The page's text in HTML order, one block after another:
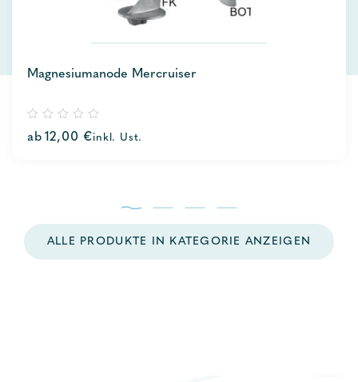
Magnesiumanode Mercruiser
out
ab 12,00€inkl. Ust.
ALLE PRODUKTE IN KATEGORIE ANZEIGEN